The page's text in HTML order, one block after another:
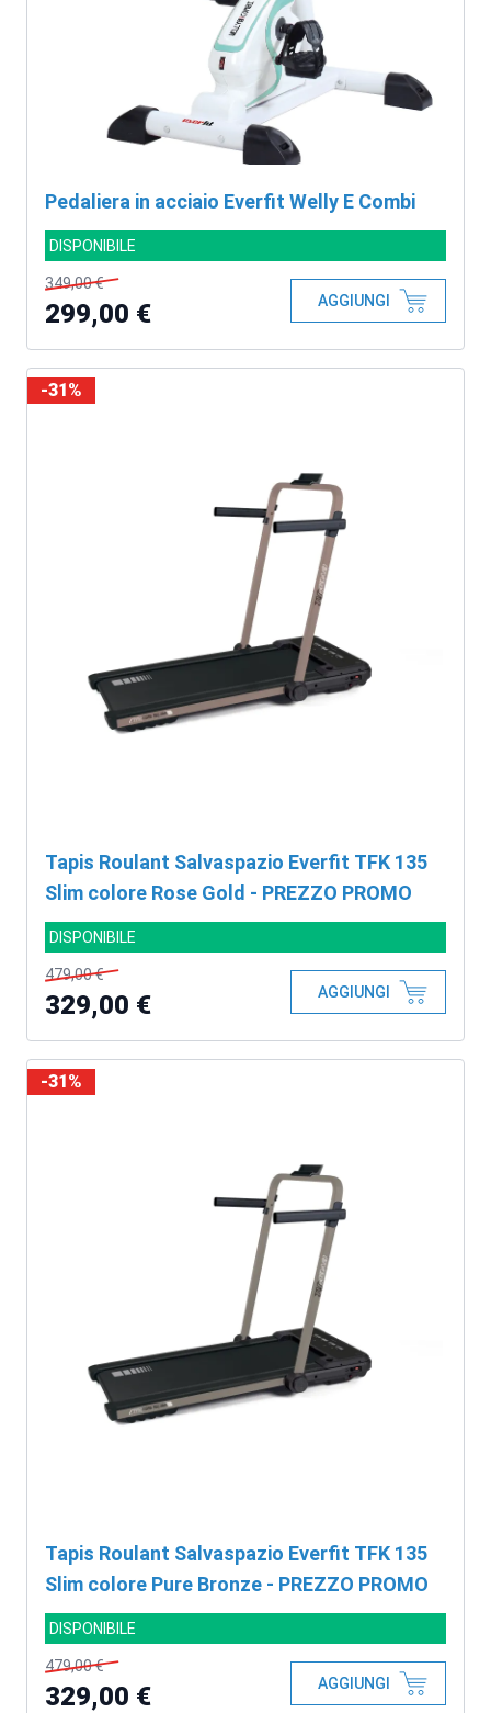
Pedaliera in acciaio Everfit Welly E Combi
DISPONIBILE
349,00 €
299,00 € AGGIUNGI
Tapis Roulant Salvaspazio Everfit TFK 135
Slim colore Rose Gold - PREZZO PROMO
DISPONIBILE
-31%
479,00 €
329,00 € AGGIUNGI
Tapis Roulant Salvaspazio Everfit TFK 135
Slim colore Pure Bronze - PREZZO PROMO
DISPONIBILE
-31%
479,00 €
329,00 € AGGIUNGI